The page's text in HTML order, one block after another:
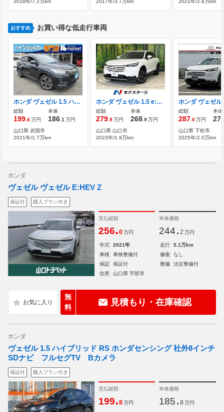
2018年/7.2万km 2017年/3.7万km 2021年/2.8万km
おすすめ お買い得な低走行車両
ホンダ ヴェゼル 1.5 ハイブリッド Z ホンダセンシング 禁煙車 ホンダセンシング
総額
199.6万円
本体
186.1万円
山口県 岩国市
2021年/1.7万km
ホンダ ヴェゼル 1.5 e:HEV X 純正9型ナビ バックカメラ ホンダセ
総額
279.9万円
本体
268.9万円
山口県 山口市
2023年/1.9万km
総額
287.0万円
本体
山口県 下松市
2025年/2.0万km
ホンダ
ヴェゼル ヴェゼル E:HEV Z
保証付 購入プラン付き
支払総額
256.0 万円
本体価格
244. 2 万円
年式 2021年 走行
5.1万km
車検
車検整備付 修復
なし
保証
保証付 整備
法定整備付
住所
山口県 宇部市
無
料
見積もり・在庫確認
ホンダ
ヴェゼル 1.5 ハイブリッド RS ホンダセンシング 社外8インチ
SDナビ フルセグTV Bカメラ
保証付 購入プラン付き
支払総額
199.8 万円
本体価格
185. 8 万円